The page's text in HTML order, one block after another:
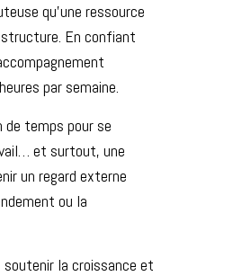
qu’une ressource
En confiant
par semaine.
temps pour se
et surtout, une
un regard externe
ou la
la croissance et